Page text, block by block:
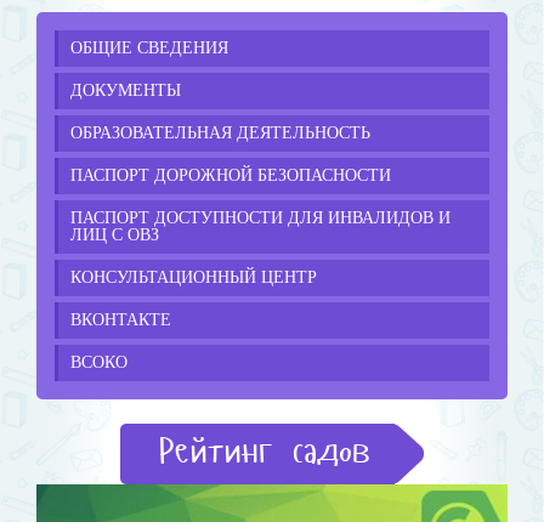
ОБЩИЕ СВЕДЕНИЯ
ДОКУМЕНТЫ
ОБРАЗОВАТЕЛЬНАЯ ДЕЯТЕЛЬНОСТЬ
ПАСПОРТ ДОРОЖНОЙ БЕЗОПАСНОСТИ
ПАСПОРТ ДОСТУПНОСТИ ДЛЯ ИНВАЛИДОВ И
ЛИЦ С ОВЗ
КОНСУЛЬТАЦИОННЫЙ ЦЕНТР
ВКОНТАКТЕ
ВСОКО
Рейтинг садов